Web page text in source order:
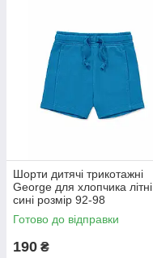
Шорти дитячі трикотажні
George для хлопчика літні
сині розмір 92-98
Готово до відправки
190 ₴